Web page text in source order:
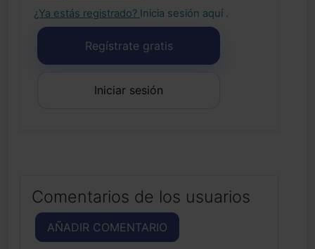
¿Ya estás registrado? Inicia sesión aquí .
Regístrate gratis
Iniciar sesión
Comentarios de los usuarios
AÑADIR COMENTARIO